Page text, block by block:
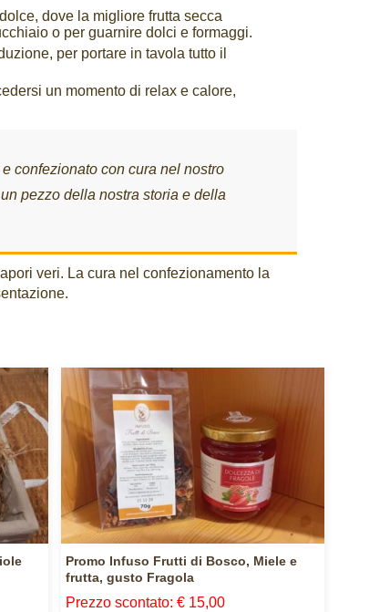
dove la migliore frutta secca
o per guarnire dolci e formaggi.
per portare in tavola tutto il
un momento di relax e calore,
confezionato con cura nel nostro
pezzo della nostra storia e della
veri. La cura nel confezionamento la
Promo Infuso Frutti di Bosco, Miele e
frutta, gusto Fragola
Prezzo scontato: € 15,00